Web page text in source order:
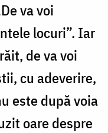
va voi
locuri”. Iar
de va voi
cu adeverire,
este după voia
oare despre